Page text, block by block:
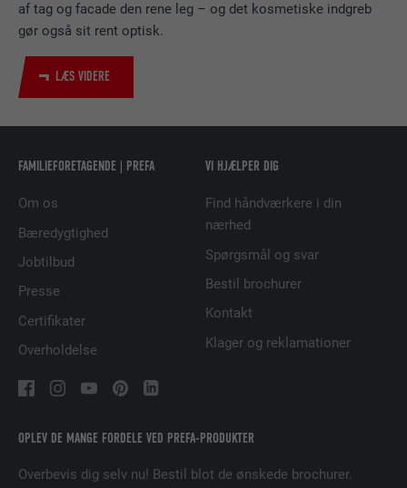
af tag og facade den rene leg – og det kosmetiske indgreb
gør også sit rent optisk.
LÆS VIDERE
OPLEV DE MANGE FORDELE VED PREFA-PRODUKTER
Overbevis dig selv nu! Bestil blot de ønskede brochurer.
FAMILIEFORETAGENDE | PREFA
Om os
Bæredygtighed
Jobtilbud
Presse
Certifikater
Overholdelse
VI HJÆLPER DIG
Find håndværkere i din
nærhed
Spørgsmål og svar
Bestil brochurer
Kontakt
Klager og reklamationer
Bruges af den sociale netværkstjeneste
UDBYDER
FORLØB
Bruges til at spore besøgende på tværs af
annoncer baseret på den besøgendes